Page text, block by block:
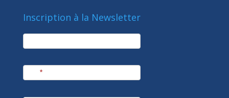
Inscription à la Newsletter
newsletter
*